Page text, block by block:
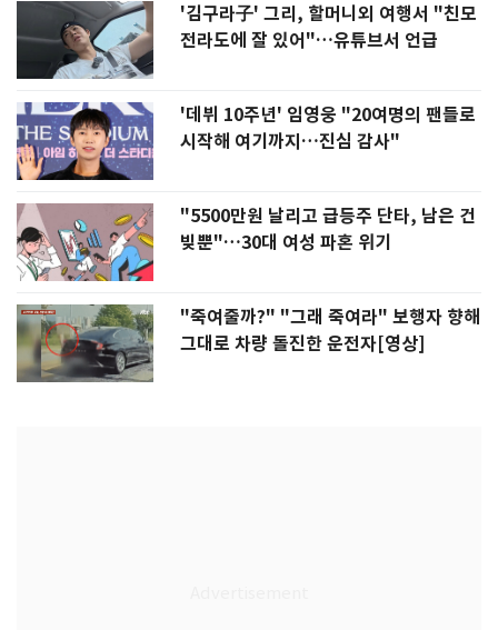
'김구라子' 그리, 할머니외 여행서 "친모
전라도에 잘 있어"…유튜브서 언급
'데뷔 10주년' 임영웅 "20여명의 팬들로
시작해 여기까지…진심 감사"
"5500만원 날리고 급등주 단타, 남은 건
빚뿐"…30대 여성 파혼 위기
"죽여줄까?" "그래 죽여라" 보행자 향해
그대로 차량 돌진한 운전자[영상]